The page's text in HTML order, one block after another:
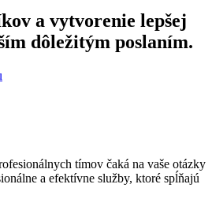
a vytvorenie lepšej
dôležitým poslaním.
tímov čaká na vaše otázky
a efektívne služby, ktoré spĺňajú